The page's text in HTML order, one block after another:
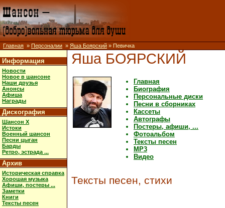
Главная » Персоналии » Яша Боярский » Певичка
Информация
Новости
Новое в шансоне
Наши друзья
Анонсы
Афиша
Награды
Дискография
Шансон X
Истоки
Военный шансон
Песни цыган
Барды
Ретро, эстрада ...
Архив
Историческая справка
Хорошая музыка
Афиши, постеры ...
Заметки
Книги
Тексты песен
Яша БОЯРСКИЙ
Главная
Биография
Персональные диски
Песни в сборниках
Кассеты
Автографы
Постеры, афиши, ...
Фотоальбом
Тексты песен
MP3
Видео
Тексты песен, стихи